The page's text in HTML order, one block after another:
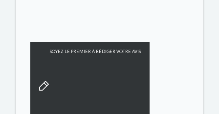
SOYEZ LE PREMIER À RÉDIGER VOTRE AVIS